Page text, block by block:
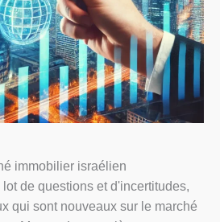
immobilier israélien
de questions et d'incertitudes,
qui sont nouveaux sur le marché